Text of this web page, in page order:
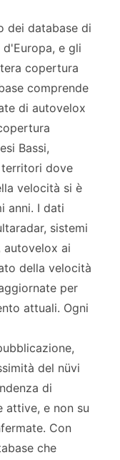
dei database di
e gli
copertura
comprende
di autovelox
Bassi,
dove
velocità si è
anni. I dati
sistemi
ai
della velocità
per
attuali. Ogni
del nüvi
di
attive, e non su
Con
che